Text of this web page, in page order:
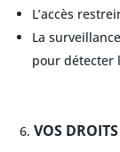
L’accès
La
pour détecter
VOS DROITS